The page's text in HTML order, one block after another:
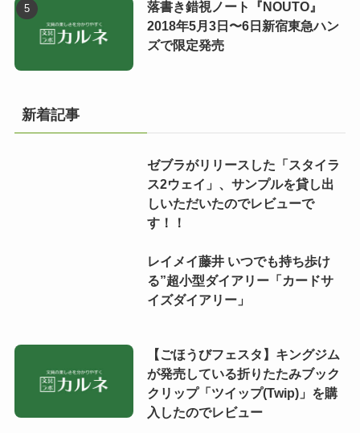
落書き錯視ノート『NOUTO』
2018年5月3日〜6日新宿東急ハン
ズで限定発売
新着記事
ゼブラがリリースした「スタイラ
ス2ウェイ」、サンプルを貸し出
しいただいたのでレビューで
す！！
レイメイ藤井 いつでも持ち歩け
る”超小型ダイアリー「カードサ
イズダイアリー」
【ごほうびフェスタ】キングジム
が発売している折りたたみブック
クリップ「ツイップ(Twip)」を購
入したのでレビュー